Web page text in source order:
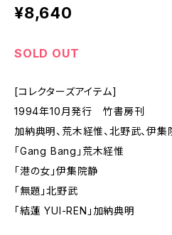
¥8,640
SOLD OUT
[コレクターズアイテム]
1994年10月発行 竹書房刊
加納典明、荒木経惟、北野武、伊
「Gang Bang」荒木経惟
「港の女」伊集院静
「無題」北野武
「結蓮 YUI-REN」加納典明